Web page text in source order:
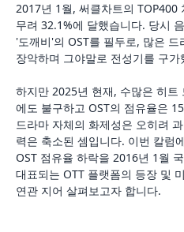
2017년 1월, 써클차트의 TOP400
무려 32.1%에 달했습니다. 당시
'도깨비'의 OST를 필두로, 많은
장악하며 그야말로 전성기를 구가
하지만 2025년 현재, 수많은 히트
에도 불구하고 OST의 점유율은
드라마 자체의 화제성은 오히려
력은 축소된 셈입니다. 이번 칼럼
OST 점유율 하락을 2016년 1월
대표되는 OTT 플랫폼의 등장 및
연관 지어 살펴보고자 합니다.